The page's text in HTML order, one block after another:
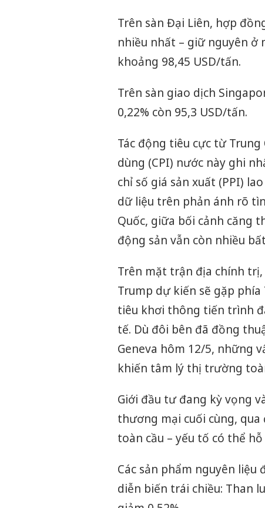
Trên sàn Đại Liên, hợp
nhiều nhất – giữ nguyên
khoảng 98,45 USD/tấn.
Trên sàn giao dịch
0,22% còn 95,3 USD/tấn.
Tác động tiêu cực từ
dùng (CPI) nước này ghi
chỉ số giá sản xuất (PPI)
dữ liệu trên phản ánh rõ
Quốc, giữa bối cảnh căng
động sản vẫn còn nhiều
Trên mặt trận địa chính
Trump dự kiến sẽ gặp
tiêu khơi thông tiến trình
tế. Dù đôi bên đã đồng
Geneva hôm 12/5, những
khiến tâm lý thị trường
Giới đầu tư đang kỳ vọng
thương mại cuối cùng,
toàn cầu – yếu tố có thể
Các sản phẩm nguyên liệu
diễn biến trái chiều: Than